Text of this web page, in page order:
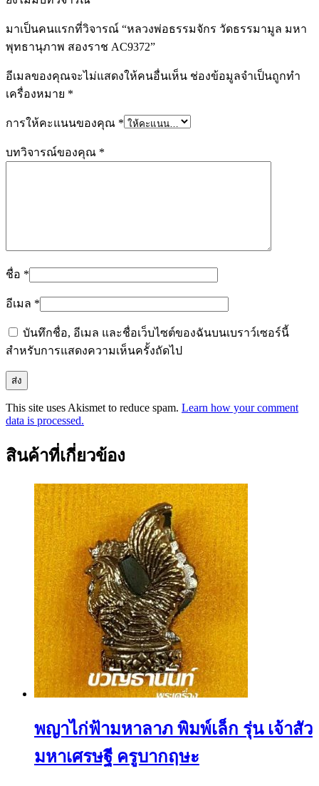
มาเป็นคนแรกที่วิจารณ์ “หลวงพ่อธรรมจักร วัดธรรมามูล มหา
พุทธานุภาพ สองราช AC9372”
อีเมลของคุณจะไม่แสดงให้คนอื่นเห็น ช่องข้อมูลจำเป็นถูกทำ
เครื่องหมาย *
การให้คะแนนของคุณ *
บทวิจารณ์ของคุณ *
ชื่อ *
อีเมล *
บันทึกชื่อ, อีเมล และชื่อเว็บไซต์ของฉันบนเบราว์เซอร์นี้
สำหรับการแสดงความเห็นครั้งถัดไป
This site uses Akismet to reduce spam. Learn how your comment
data is processed.
สินค้าที่เกี่ยวข้อง
พญาไก่ฟ้ามหาลาภ พิมพ์เล็ก รุ่น เจ้าสัว
มหาเศรษฐี ครูบากฤษะ